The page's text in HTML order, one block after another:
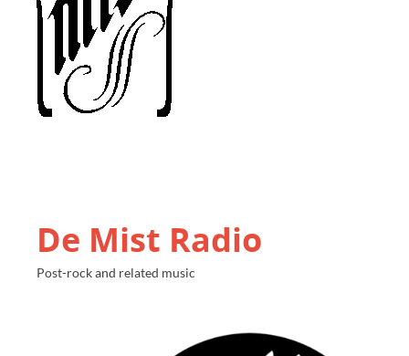
De Mist Radio
Post-rock and related music